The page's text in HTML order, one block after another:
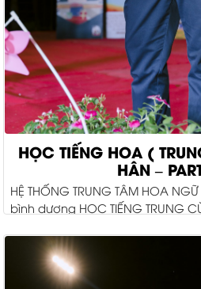
HỌC TIẾNG HOA (
HÂN –
HỆ THỐNG TRUNG TÂM HOA
bình dương HỌC TIẾNG TRUNG